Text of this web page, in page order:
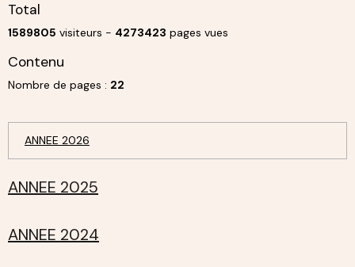
Total
1589805 visiteurs - 4273423 pages vues
Contenu
Nombre de pages : 22
ANNEE 2026
ANNEE 2025
ANNEE 2024